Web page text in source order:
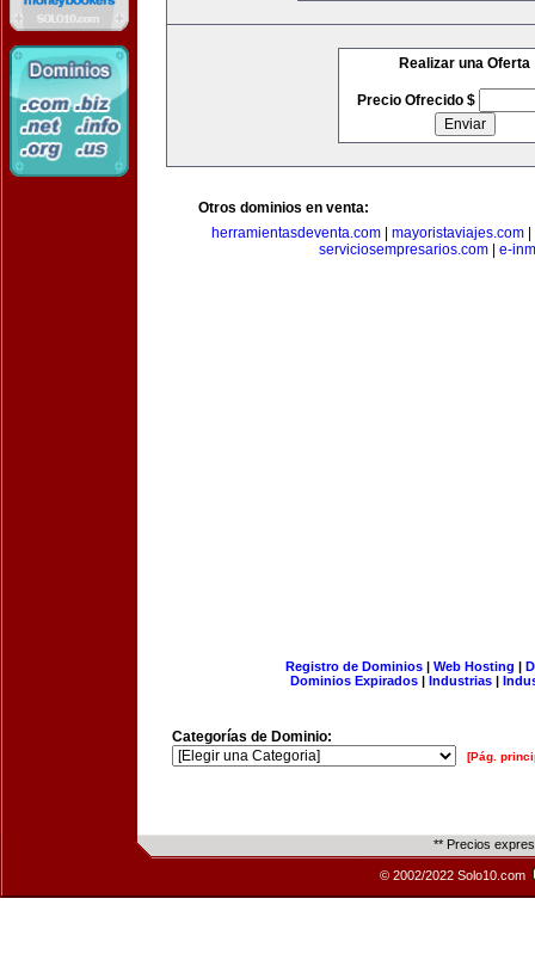
Realizar una Oferta
Precio Ofrecido $
Otros dominios en venta:
herramientasdeventa.com| mayoristaviajes.com|
serviciosempresarios.com| e-
Registro de Dominios| Web Hosting |
Dominios Expirados | Industrias |
Categorías de Dominio:
[Pág.
** Precios
© 2002/2022 Solo10.com